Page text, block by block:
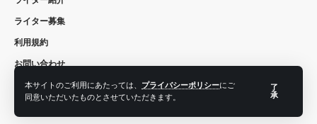
本サイトのご利用にあたっては、 プライバシーポリシーにご
同意いただいたものとさせていただきます。
了
承
ライター募集
利用規約
お問い合わせ
Moto Connectとは？